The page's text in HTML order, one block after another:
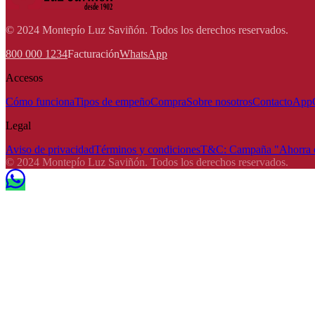
© 2024 Montepío Luz Saviñón. Todos los derechos reservados.
800 000 1234FacturaciónWhatsApp
Accesos
Cómo funcionaTipos de empeñoCompraSobre nosotrosContactoApp
Legal
Aviso de privacidadTérminos y condicionesT&C: Campaña "Ahorra
© 2024 Montepío Luz Saviñón. Todos los derechos reservados.